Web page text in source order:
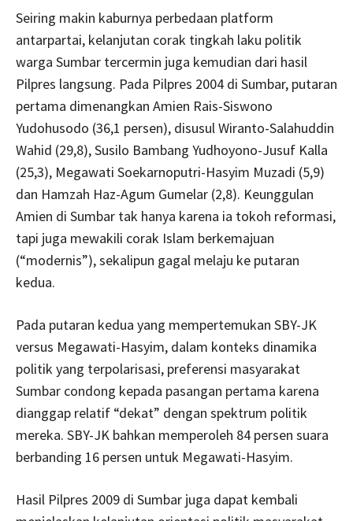
Seiring makin kaburnya perbedaan platform
antarpartai, kelanjutan corak tingkah laku politik
warga Sumbar tercermin juga kemudian dari hasil
Pilpres langsung. Pada Pilpres 2004 di Sumbar, putaran
pertama dimenangkan Amien Rais-Siswono
Yudohusodo (36,1 persen), disusul Wiranto-Salahuddin
Wahid (29,8), Susilo Bambang Yudhoyono-Jusuf Kalla
(25,3), Megawati Soekarnoputri-Hasyim Muzadi (5,9)
dan Hamzah Haz-Agum Gumelar (2,8). Keunggulan
Amien di Sumbar tak hanya karena ia tokoh reformasi,
tapi juga mewakili corak Islam berkemajuan
(“modernis”), sekalipun gagal melaju ke putaran
kedua.
Pada putaran kedua yang mempertemukan SBY-JK
versus Megawati-Hasyim, dalam konteks dinamika
politik yang terpolarisasi, preferensi masyarakat
Sumbar condong kepada pasangan pertama karena
dianggap relatif “dekat” dengan spektrum politik
mereka. SBY-JK bahkan memperoleh 84 persen suara
berbanding 16 persen untuk Megawati-Hasyim.
Hasil Pilpres 2009 di Sumbar juga dapat kembali